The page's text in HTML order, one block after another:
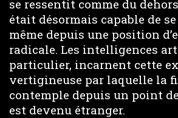
se ressentit comme du
était désormais capable de
même depuis une position
radicale. Les intelligences
particulier, incarnent cette
vertigineuse par laquelle la
contemple depuis un point
est devenu étranger.